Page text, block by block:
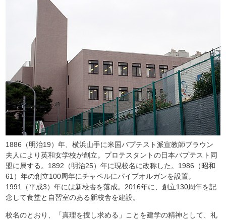
1886（明治19）年、横浜山手に米国バプテスト派宣教師ブラウン
夫人により英和女学校が創立。プロテスタントの日本バプテスト同
盟に属する。1892（明治25）年に現校名に改称した。1986（昭和
61）年の創立100周年にチャペルにパイプオルガンを設置。
1991（平成3）年には新校舎を落成。2016年に、創立130周年を記
念して食堂と自習室のある新校舎を建設。
校名のとおり、「真理を捜し求める」ことを建学の精神として、礼